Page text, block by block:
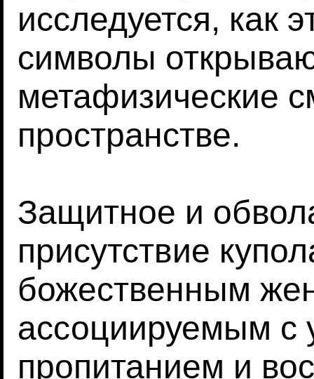
исследуется, как
символы
метафизические
пространстве.
Защитное и
присутствие
божественным
ассоциируемым
пропитанием и